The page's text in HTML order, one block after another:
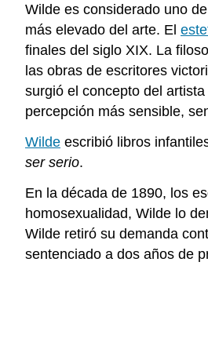
Wilde es considerado uno
más elevado del arte. El
finales del siglo XIX. La
las obras de escritores
surgió el concepto del
percepción más sensible,
Wilde escribió libros
ser serio.
En la década de 1890, los
homosexualidad, Wilde lo
Wilde retiró su demanda
sentenciado a dos años de